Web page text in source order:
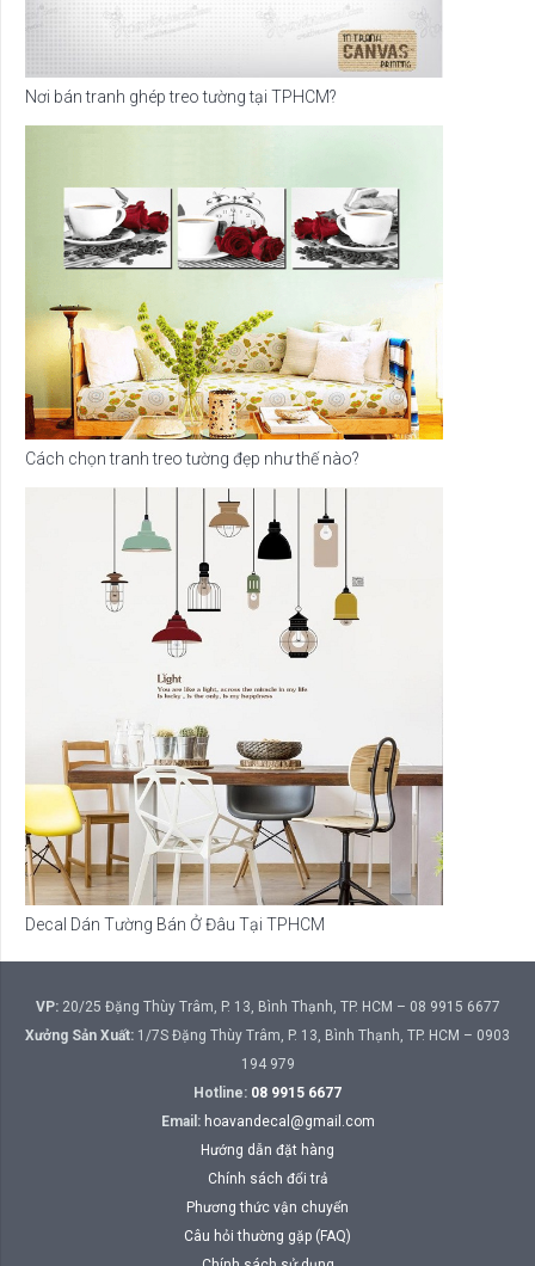
Nơi bán tranh ghép treo tường tại TPHCM?
Cách chọn tranh treo tường đẹp như thế nào?
Decal Dán Tường Bán Ở Đâu Tại TPHCM
VP:20/25 Đặng Thùy Trâm, P. 13, Bình Thạnh, TP. HCM – 08 9915 6677
Xưởng Sản Xuất: 1/7S Đặng Thùy Trâm, P. 13, Bình Thạnh, TP. HCM – 0903
194 979
Hotline: 08 9915 6677
Email: hoavandecal@gmail.com
Hướng dẫn đặt hàng
Chính sách đổi trả
Phương thức vận chuyển
Câu hỏi thường gặp (FAQ)